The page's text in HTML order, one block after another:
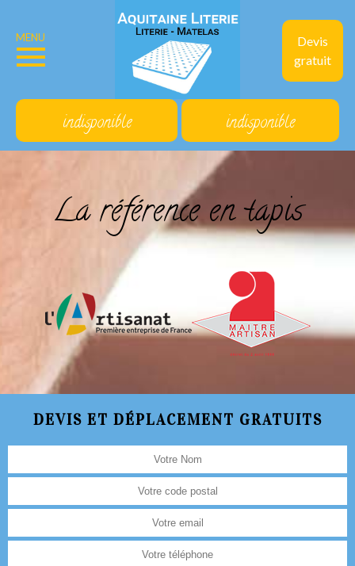
Devis
gratuit
MENU
indisponible indisponible
La référence en tapis
DEVIS ET DÉPLACEMENT GRATUITS